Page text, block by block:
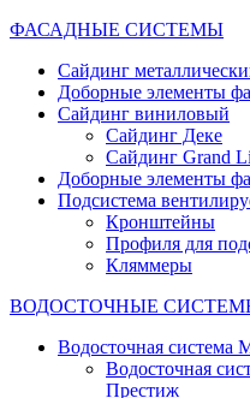
ФАСАДНЫЕ СИСТЕМЫ
Сайдинг
Доборные элементы
Сайдинг виниловый
Сайдинг Деке
Сайдинг Grand
Доборные элементы
Подсистема
Кронштейны
Профиля для
Кляммеры
ВОДОСТОЧНЫЕ
Водосточная
Водосточная
Престиж